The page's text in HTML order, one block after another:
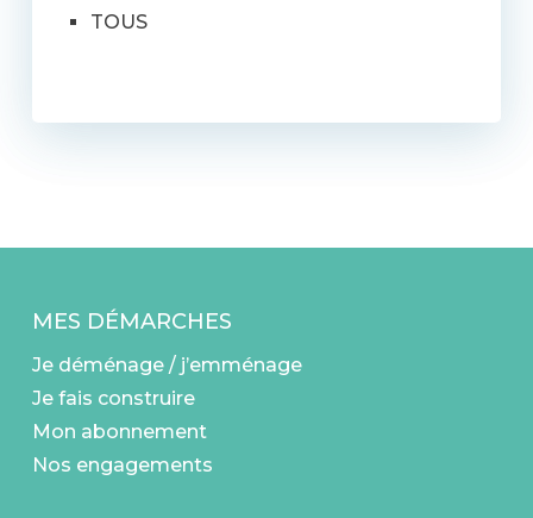
TOUS
MES DÉMARCHES
Je déménage / j’emménage
Je fais construire
Mon abonnement
Nos engagements